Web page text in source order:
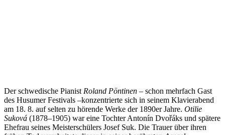
Der schwedische Pianist Roland Pöntinen – schon mehrfach Gast
des Husumer Festivals –konzentrierte sich in seinem Klavierabend
am 18. 8. auf selten zu hörende Werke der 1890er Jahre. Otilie
Suková (1878–1905) war eine Tochter Antonín Dvořáks und spätere
Ehefrau seines Meisterschülers Josef Suk. Die Trauer über ihren